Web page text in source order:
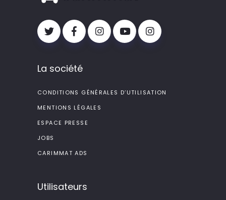
La société
CONDITIONS GÉNÉRALES D’UTILISATION
MENTIONS LÉGALES
ESPACE PRESSE
JOBS
CARIMMAT ADS
Utilisateurs